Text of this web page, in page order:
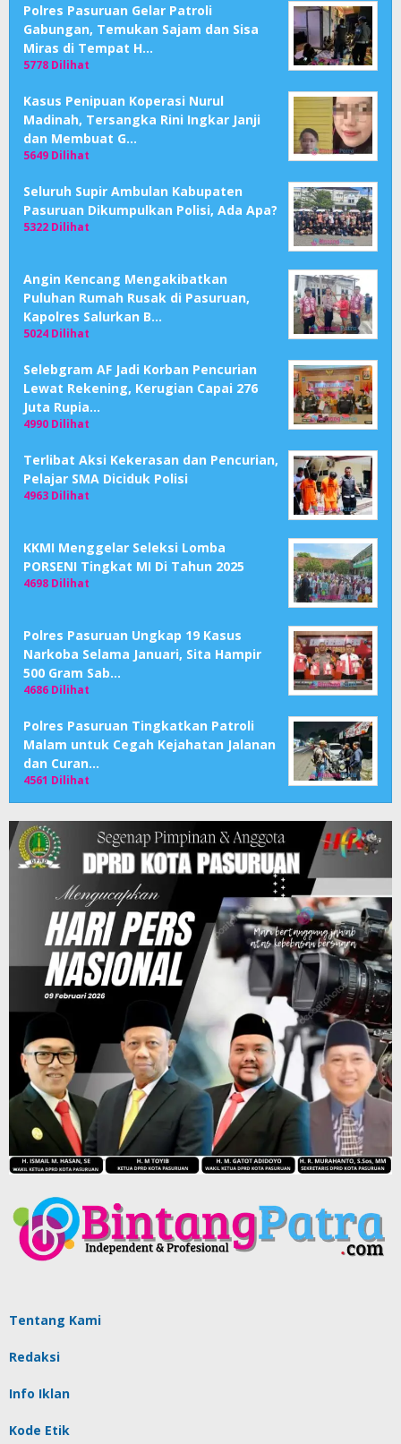
Polres Pasuruan Gelar Patroli
Gabungan, Temukan Sajam dan Sisa
Miras di Tempat H…
5778 Dilihat
Kasus Penipuan Koperasi Nurul
Madinah, Tersangka Rini Ingkar Janji
dan Membuat G…
5649 Dilihat
Seluruh Supir Ambulan Kabupaten
Pasuruan Dikumpulkan Polisi, Ada Apa?
5322 Dilihat
Angin Kencang Mengakibatkan
Puluhan Rumah Rusak di Pasuruan,
Kapolres Salurkan B…
5024 Dilihat
Selebgram AF Jadi Korban Pencurian
Lewat Rekening, Kerugian Capai 276
Juta Rupia…
4990 Dilihat
Terlibat Aksi Kekerasan dan Pencurian,
Pelajar SMA Diciduk Polisi
4963 Dilihat
KKMI Menggelar Seleksi Lomba
PORSENI Tingkat MI Di Tahun 2025
4698 Dilihat
Polres Pasuruan Ungkap 19 Kasus
Narkoba Selama Januari, Sita Hampir
500 Gram Sab…
4686 Dilihat
Polres Pasuruan Tingkatkan Patroli
Malam untuk Cegah Kejahatan Jalanan
dan Curan…
4561 Dilihat
Tentang Kami
Redaksi
Info Iklan
Kode Etik